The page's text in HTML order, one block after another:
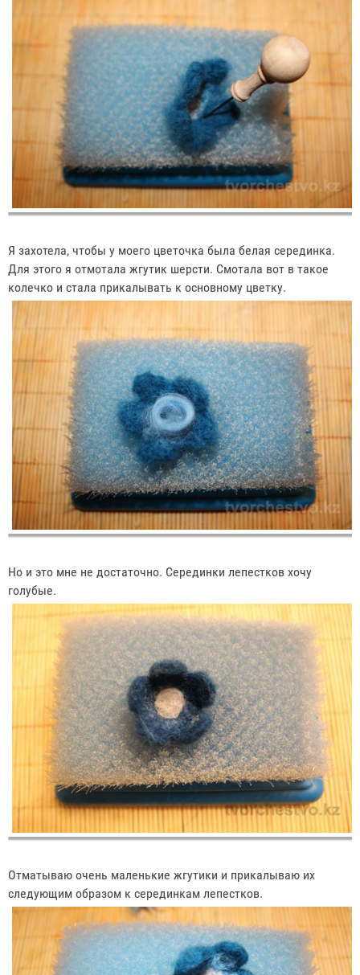
Я захотела, чтобы у моего цветочка была белая серединка.
Для этого я отмотала жгутик шерсти. Смотала вот в такое
колечко и стала прикалывать к основному цветку.
Но и это мне не достаточно. Серединки лепестков хочу
голубые.
Отматываю очень маленькие жгутики и прикалываю их
следующим образом к серединкам лепестков.